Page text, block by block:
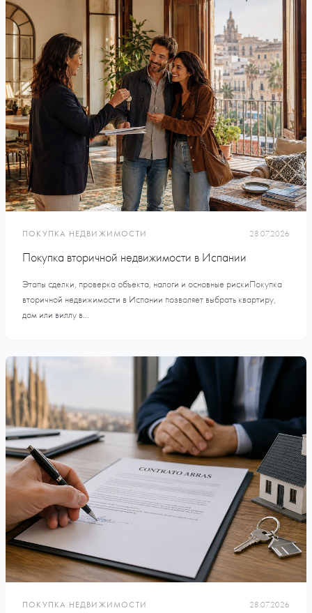
ПОКУПКА НЕДВИЖИМОСТИ 28.07.2026
Покупка вторичной недвижимости в Испании
Этапы сделки, проверка объекта, налоги и основные рискиПокупка
вторичной недвижимости в Испании позволяет выбрать квартиру,
дом или виллу в...
ПОКУПКА НЕДВИЖИМОСТИ 28.07.2026